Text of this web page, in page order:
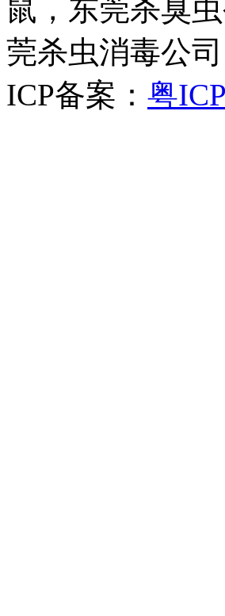
鼠，东莞杀臭
莞杀虫消毒公司
ICP备案： 粤